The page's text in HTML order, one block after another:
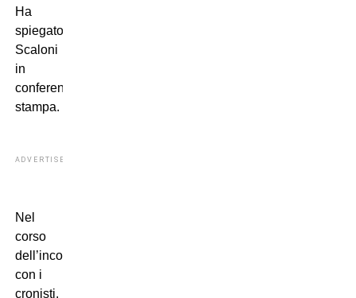
Ha
spiegato
Scaloni
in
conferenza
stampa.
ADVERTISEMENT
Nel
corso
dell’incontro
con i
cronisti,